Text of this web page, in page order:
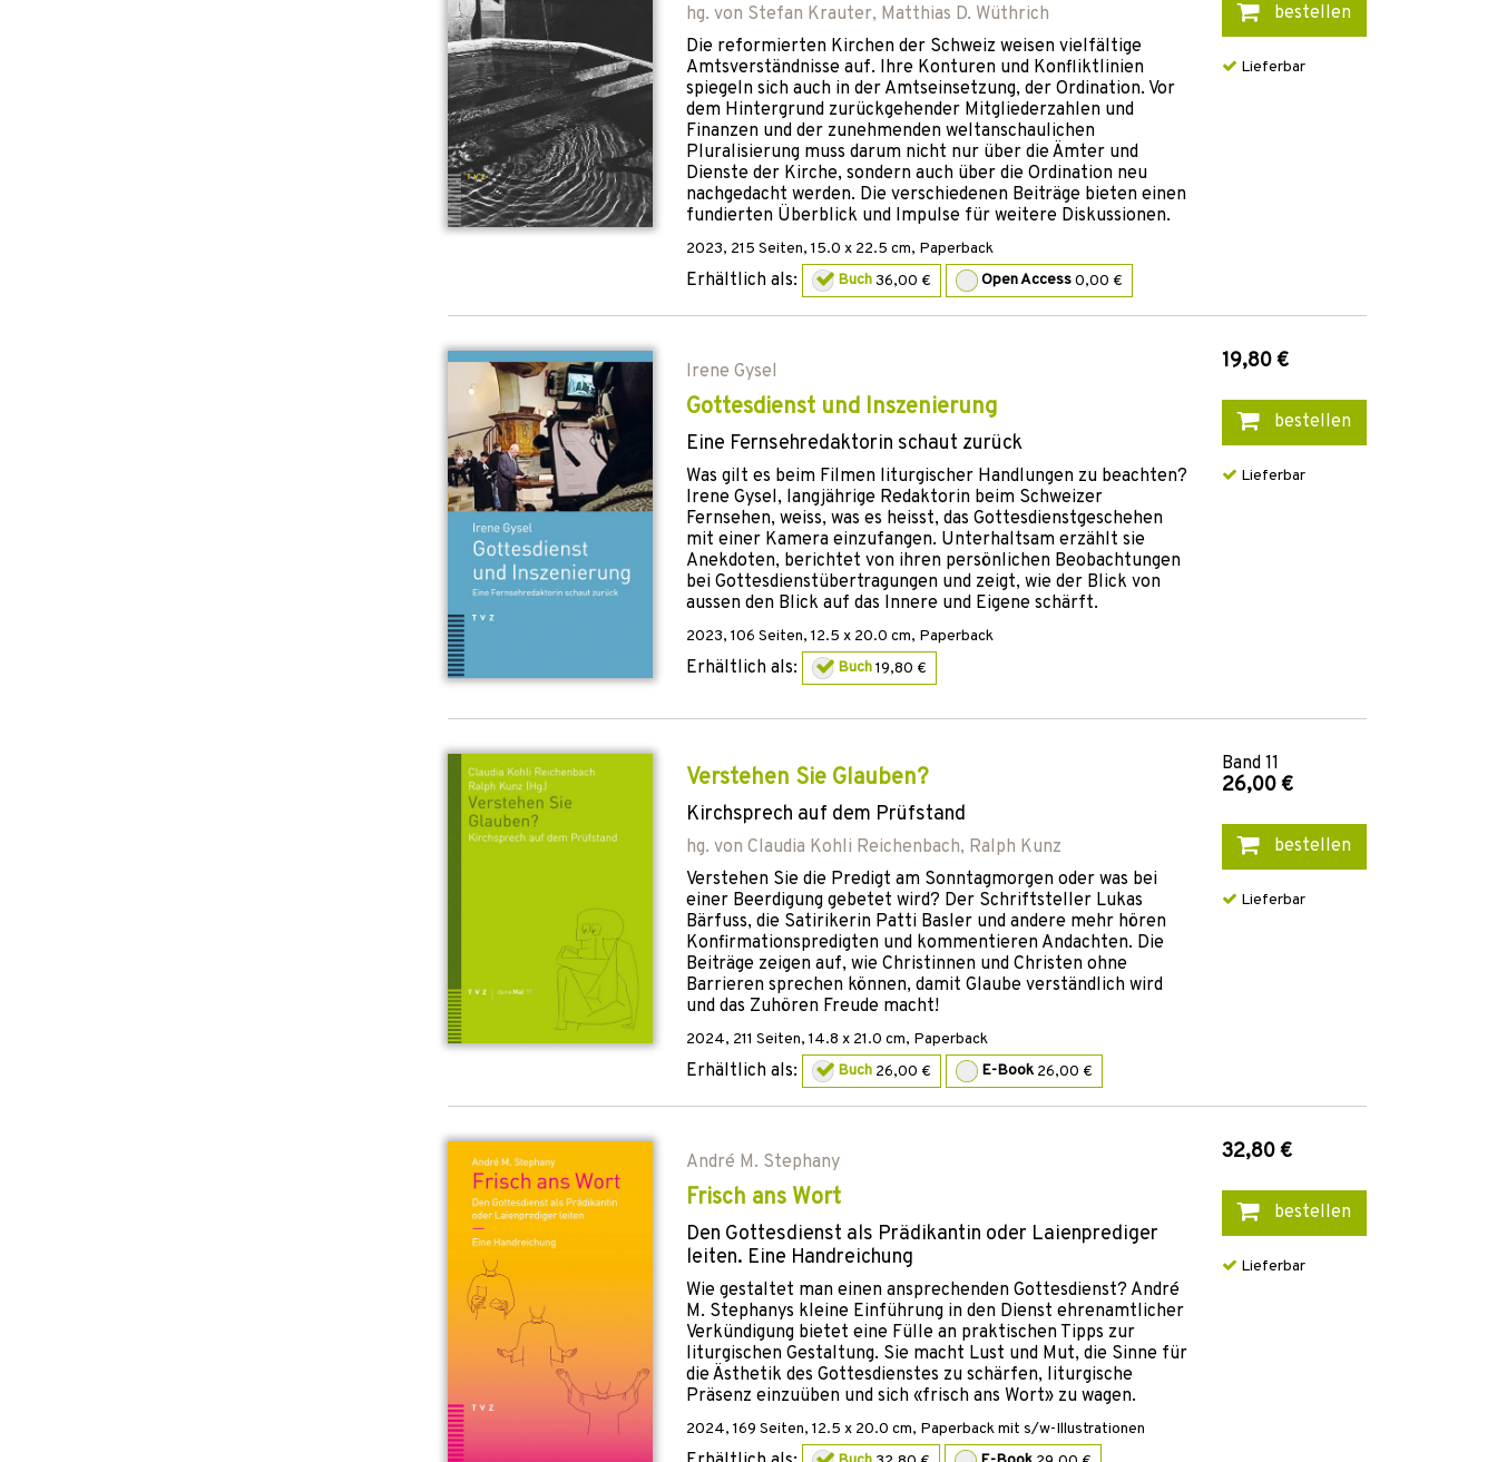
hg. von Stefan Krauter, Matthias D. Wüthrich
Die reformierten Kirchen der Schweiz weisen vielfältige
Amtsverständnisse auf. Ihre Konturen und Konfliktlinien
spiegeln sich auch in der Amtseinsetzung, der Ordination. Vor
dem Hintergrund zurückgehender Mitgliederzahlen und
Finanzen und der zunehmenden weltanschaulichen
Pluralisierung muss darum nicht nur über die Ämter und
Dienste der Kirche, sondern auch über die Ordination neu
nachgedacht werden. Die verschiedenen Beiträge bieten einen
fundierten Überblick und Impulse für weitere Diskussionen.
2023, 215 Seiten, 15.0 x 22.5 cm, Paperback
Erhältlich als: Buch36,00 € Open Access0,00 €
bestellen
Lieferbar
Irene Gysel
Gottesdienst und Inszenierung
Eine Fernsehredaktorin schaut zurück
Was gilt es beim Filmen liturgischer Handlungen zu beachten?
Irene Gysel, langjährige Redaktorin beim Schweizer
Fernsehen, weiss, was es heisst, das Gottesdienstgeschehen
mit einer Kamera einzufangen. Unterhaltsam erzählt sie
Anekdoten, berichtet von ihren persönlichen Beobachtungen
bei Gottesdienstübertragungen und zeigt, wie der Blick von
aussen den Blick auf das Innere und Eigene schärft.
2023, 106 Seiten, 12.5 x 20.0 cm, Paperback
Erhältlich als: Buch19,80 €
19,80 €
bestellen
Lieferbar
Verstehen Sie Glauben?
Kirchsprech auf dem Prüfstand
hg. von Claudia Kohli Reichenbach, Ralph Kunz
Verstehen Sie die Predigt am Sonntagmorgen oder was bei
einer Beerdigung gebetet wird? Der Schriftsteller Lukas
Bärfuss, die Satirikerin Patti Basler und andere mehr hören
Konfirmationspredigten und kommentieren Andachten. Die
Beiträge zeigen auf, wie Christinnen und Christen ohne
Barrieren sprechen können, damit Glaube verständlich wird
und das Zuhören Freude macht!
2024, 211 Seiten, 14.8 x 21.0 cm, Paperback
Erhältlich als: Buch 26,00 € E-Book 26,00 €
Band 11
26,00 €
bestellen
Lieferbar
André M. Stephany
Frisch ans Wort
Den Gottesdienst als Prädikantin oder Laienprediger
leiten. Eine Handreichung
Wie gestaltet man einen ansprechenden Gottesdienst? André
M. Stephanys kleine Einführung in den Dienst ehrenamtlicher
Verkündigung bietet eine Fülle an praktischen Tipps zur
liturgischen Gestaltung. Sie macht Lust und Mut, die Sinne für
die Ästhetik des Gottesdienstes zu schärfen, liturgische
Präsenz einzuüben und sich «frisch ans Wort» zu wagen.
2024, 169 Seiten, 12.5 x 20.0 cm, Paperback mit s/w-Illustrationen
32,80 €
bestellen
Lieferbar